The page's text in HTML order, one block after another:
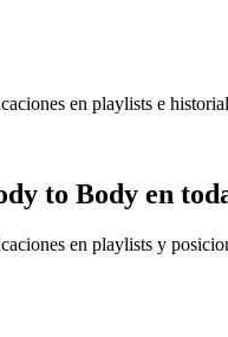
en playlists e
to Body en
en playlists y